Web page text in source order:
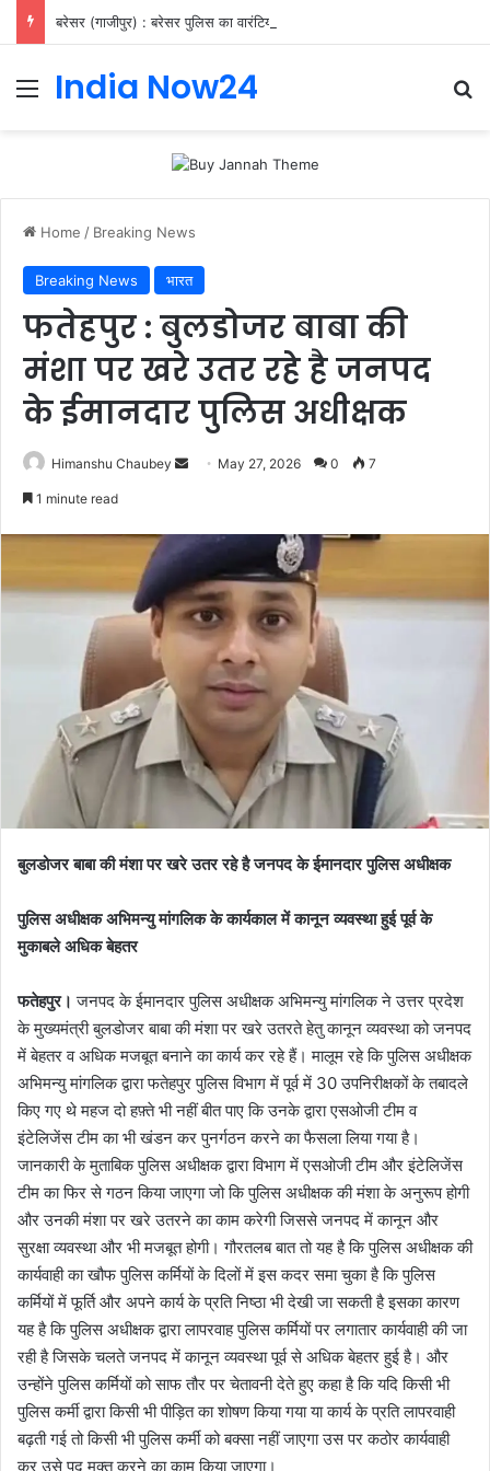
बरेसर (गाजीपुर) : बरेसर पुलिस का वारंटियों पर शिकंजा, 11 गिरफ्तार
India Now24
Home / Breaking News
Breaking News भारत
फतेहपुर : बुलडोजर बाबा की
मंशा पर खरे उतर रहे है जनपद
के ईमानदार पुलिस अधीक्षक
Himanshu Chaubey May 27, 2026 0 7
1 minute read
बुलडोजर बाबा की मंशा पर खरे उतर रहे है जनपद के ईमानदार पुलिस अधीक्षक
पुलिस अधीक्षक अभिमन्यु मांगलिक के कार्यकाल में कानून व्यवस्था हुई पूर्व के
मुकाबले अधिक बेहतर
फतेहपुर। जनपद के ईमानदार पुलिस अधीक्षक अभिमन्यु मांगलिक ने उत्तर प्रदेश
के मुख्यमंत्री बुलडोजर बाबा की मंशा पर खरे उतरते हेतु कानून व्यवस्था को जनपद
में बेहतर व अधिक मजबूत बनाने का कार्य कर रहे हैं। मालूम रहे कि पुलिस अधीक्षक
अभिमन्यु मांगलिक द्वारा फतेहपुर पुलिस विभाग में पूर्व में 30 उपनिरीक्षकों के तबादले
किए गए थे महज दो हफ़्ते भी नहीं बीत पाए कि उनके द्वारा एसओजी टीम व
इंटेलिजेंस टीम का भी खंडन कर पुनर्गठन करने का फैसला लिया गया है।
जानकारी के मुताबिक पुलिस अधीक्षक द्वारा विभाग में एसओजी टीम और इंटेलिजेंस
टीम का फिर से गठन किया जाएगा जो कि पुलिस अधीक्षक की मंशा के अनुरूप होगी
और उनकी मंशा पर खरे उतरने का काम करेगी जिससे जनपद में कानून और
सुरक्षा व्यवस्था और भी मजबूत होगी। गौरतलब बात तो यह है कि पुलिस अधीक्षक की
कार्यवाही का खौफ पुलिस कर्मियों के दिलों में इस कदर समा चुका है कि पुलिस
कर्मियों में फूर्ति और अपने कार्य के प्रति निष्ठा भी देखी जा सकती है इसका कारण
यह है कि पुलिस अधीक्षक द्वारा लापरवाह पुलिस कर्मियों पर लगातार कार्यवाही की जा
रही है जिसके चलते जनपद में कानून व्यवस्था पूर्व से अधिक बेहतर हुई है। और
उन्होंने पुलिस कर्मियों को साफ तौर पर चेतावनी देते हुए कहा है कि यदि किसी भी
पुलिस कर्मी द्वारा किसी भी पीड़ित का शोषण किया गया या कार्य के प्रति लापरवाही
बढ़ती गई तो किसी भी पुलिस कर्मी को बक्सा नहीं जाएगा उस पर कठोर कार्यवाही
कर उसे पद मुक्त करने का काम किया जाएगा।